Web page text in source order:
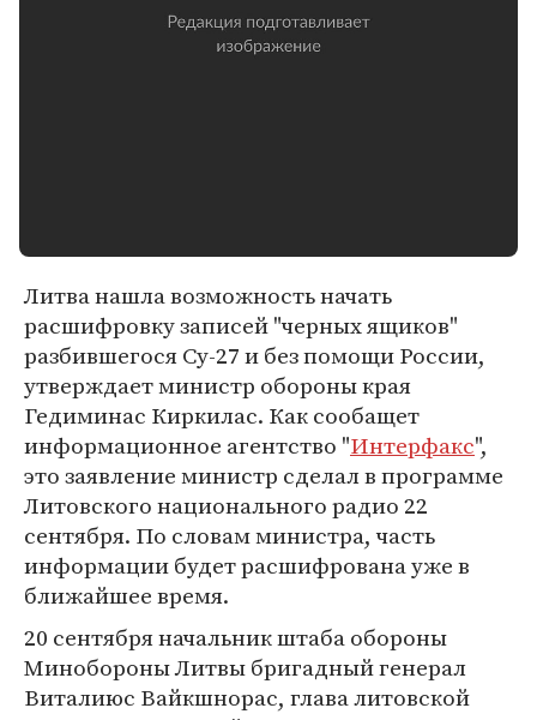
Литва нашла возможность начать
расшифровку записей "черных ящиков"
разбившегося Су-27 и без помощи России,
утверждает министр обороны края
Гедиминас Киркилас. Как сообащет
информационное агентство "Интерфакс",
это заявление министр сделал в программе
Литовского национального радио 22
сентября. По словам министра, часть
информации будет расшифрована уже в
ближайшее время.
20 сентября начальник штаба обороны
Минобороны Литвы бригадный генерал
Виталиюс Вайкшнорас, глава литовской